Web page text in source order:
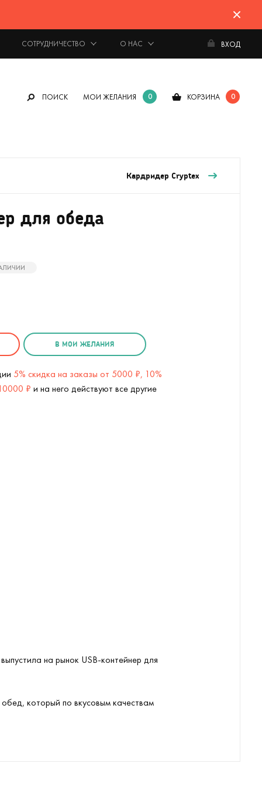
СОТРУДНИЧЕСТВО О НАС ВХОД
ПОИСК МОИ ЖЕЛАНИЯ 0 КОРЗИНА 0
Кардридер Cryptex
для обеда
В МОИ ЖЕЛАНИЯ
5% скидка на заказы от 5000 ₽, 10%
₽ и на него действуют все другие
на рынок USB-контейнер для
который по вкусовым качествам